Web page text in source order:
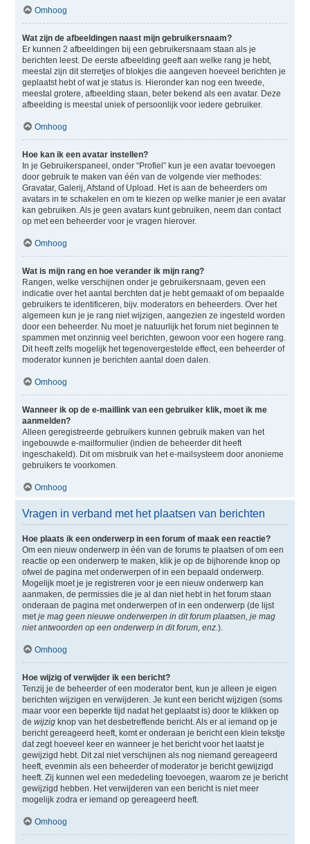
Omhoog
Wat zijn de afbeeldingen naast mijn gebruikersnaam?
Er kunnen 2 afbeeldingen bij een gebruikersnaam staan als je
berichten leest. De eerste afbeelding geeft aan welke rang je hebt,
meestal zijn dit sterretjes of blokjes die aangeven hoeveel berichten je
geplaatst hebt of wat je status is. Hieronder kan nog een tweede,
meestal grotere, afbeelding staan, beter bekend als een avatar. Deze
afbeelding is meestal uniek of persoonlijk voor iedere gebruiker.
Omhoog
Hoe kan ik een avatar instellen?
In je Gebruikerspaneel, onder “Profiel” kun je een avatar toevoegen
door gebruik te maken van één van de volgende vier methodes:
Gravatar, Galerij, Afstand of Upload. Het is aan de beheerders om
avatars in te schakelen en om te kiezen op welke manier je een avatar
kan gebruiken. Als je geen avatars kunt gebruiken, neem dan contact
op met een beheerder voor je vragen hierover.
Omhoog
Wat is mijn rang en hoe verander ik mijn rang?
Rangen, welke verschijnen onder je gebruikersnaam, geven een
indicatie over het aantal berchten dat je hebt gemaakt of om bepaalde
gebruikers te identificeren, bijv. moderators en beheerders. Over het
algemeen kun je je rang niet wijzigen, aangezien ze ingesteld worden
door een beheerder. Nu moet je natuurlijk het forum niet beginnen te
spammen met onzinnig veel berichten, gewoon voor een hogere rang.
Dit heeft zelfs mogelijk het tegenovergestelde effect, een beheerder of
moderator kunnen je berichten aantal doen dalen.
Omhoog
Wanneer ik op de e-maillink van een gebruiker klik, moet ik me
aanmelden?
Alleen geregistreerde gebruikers kunnen gebruik maken van het
ingebouwde e-mailformulier (indien de beheerder dit heeft
ingeschakeld). Dit om misbruik van het e-mailsysteem door anonieme
gebruikers te voorkomen.
Omhoog
Vragen in verband met het plaatsen van berichten
Hoe plaats ik een onderwerp in een forum of maak een reactie?
Om een nieuw onderwerp in één van de forums te plaatsen of om een
reactie op een onderwerp te maken, klik je op de bijhorende knop op
ofwel de pagina met onderwerpen of in een bepaald onderwerp.
Mogelijk moet je je registreren voor je een nieuw onderwerp kan
aanmaken, de permissies die je al dan niet hebt in het forum staan
onderaan de pagina met onderwerpen of in een onderwerp (de lijst
metje mag geen nieuwe onderwerpen in dit forum plaatsen, je mag
niet antwoorden op een onderwerp in dit forum, enz.).
Omhoog
Hoe wijzig of verwijder ik een bericht?
Tenzij je de beheerder of een moderator bent, kun je alleen je eigen
berichten wijzigen en verwijderen. Je kunt een bericht wijzigen (soms
maar voor een beperkte tijd nadat het geplaatst is) door te klikken op
de wijzigknop van het desbetreffende bericht. Als er al iemand op je
bericht gereageerd heeft, komt er onderaan je bericht een klein tekstje
dat zegt hoeveel keer en wanneer je het bericht voor het laatst je
gewijzigd hebt. Dit zal niet verschijnen als nog niemand gereageerd
heeft, evenmin als een beheerder of moderator je bericht gewijzigd
heeft. Zij kunnen wel een mededeling toevoegen, waarom ze je bericht
gewijzigd hebben. Het verwijderen van een bericht is niet meer
mogelijk zodra er iemand op gereageerd heeft.
Omhoog